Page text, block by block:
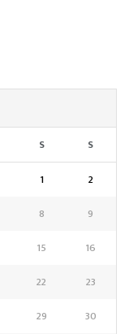
S S
1
2
8
9
15
16
22
23
29 30